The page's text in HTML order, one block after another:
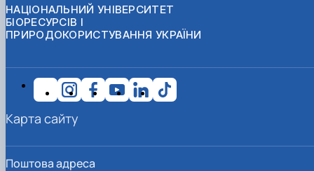
НАЦІОНАЛЬНИЙ УНІВЕРСИТЕТ
БІОРЕСУРСІВ І
ПРИРОДОКОРИСТУВАННЯ УКРАЇНИ
Поштова адреса
Карта сайту